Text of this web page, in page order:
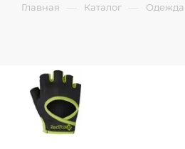
Главная — Каталог — Одежда